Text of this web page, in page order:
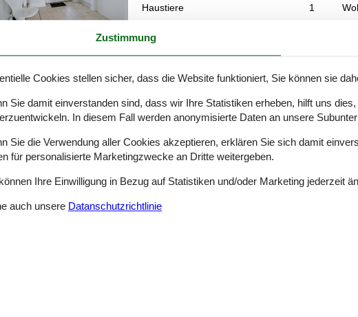
Haustiere
1
Aussicht auf Aabenraa Fjord liegt dieses Ferienhaus von besonders guter
guten Blick für Qualität, welches sich in der Enrichtung des Hauses
Ferienwohnung mit Meerblick
Varnæsvigvej - Varnäs - 6200 - Aabenraa
4 Personen Objekt Nr.:
der sich nicht nur hervorragend zum Baden eignet, hier ist es auch
haben Sie eine schöne Aussicht auf die umliegende Landschaft. In diesem
Zustimmung
Cookies stellen sicher, dass die Website funktioniert, Sie können sie
Sie damit einverstanden sind, dass wir Ihre Statistiken erheben, hilft uns
In diesem Fall werden anonymisierte Daten an unsere
Sie die Verwendung aller Cookies akzeptieren, erklären Sie sich damit
für personalisierte Marketingzwecke an Dritte weitergeben.
Ihre Einwilligung in Bezug auf Statistiken und/oder Marketing jederzeit
auch unsere Datanschutzrichtlinie